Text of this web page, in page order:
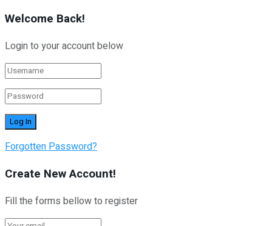
Welcome Back!
Login to your account below
Forgotten Password?
Create New Account!
Fill the forms bellow to register